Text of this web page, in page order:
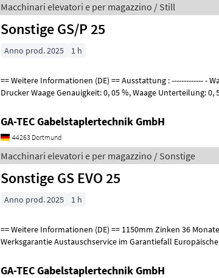
Macchinari elevatori e per magazzino / Still
Sonstige GS/P 25
Anno prod. 2025 1 h
== Weitere Informationen (DE) == Ausstattung : ------------- - Waage -
Drucker Waage Genauigkeit: 0, 05 %, Waage Unterteilung: 0, 5 kg,
GA-TEC Gabelstaplertechnik GmbH
44263 Dortmund
Macchinari elevatori e per magazzino / Sonstige
Sonstige GS EVO 25
Anno prod. 2025 1 h
== Weitere Informationen (DE) == 1150mm Zinken 36 Monate
Werksgarantie Austauschservice im Garantiefall Europäische
GA-TEC Gabelstaplertechnik GmbH